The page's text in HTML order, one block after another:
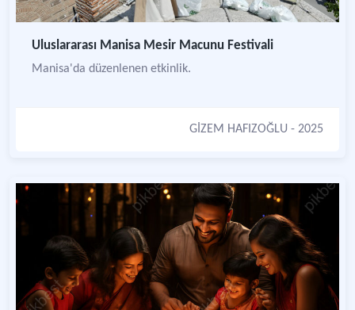
Uluslararası Manisa Mesir Macunu Festivali
Manisa'da düzenlenen etkinlik.
GİZEM HAFIZOĞLU - 2025